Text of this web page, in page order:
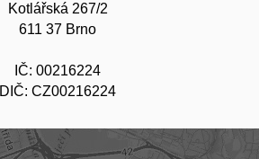
Kotlářská 267/2
611 37 Brno
IČ: 00216224
DIČ: CZ00216224